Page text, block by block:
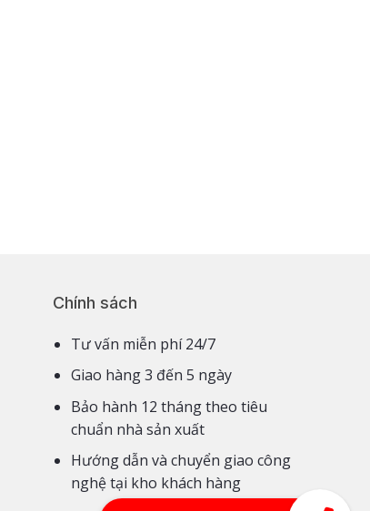
Chính sách
Tư vấn miễn phí 24/7
Giao hàng 3 đến 5 ngày
Bảo hành 12 tháng theo tiêu
chuẩn nhà sản xuất
Hướng dẫn và chuyển giao công
nghệ tại kho khách hàng